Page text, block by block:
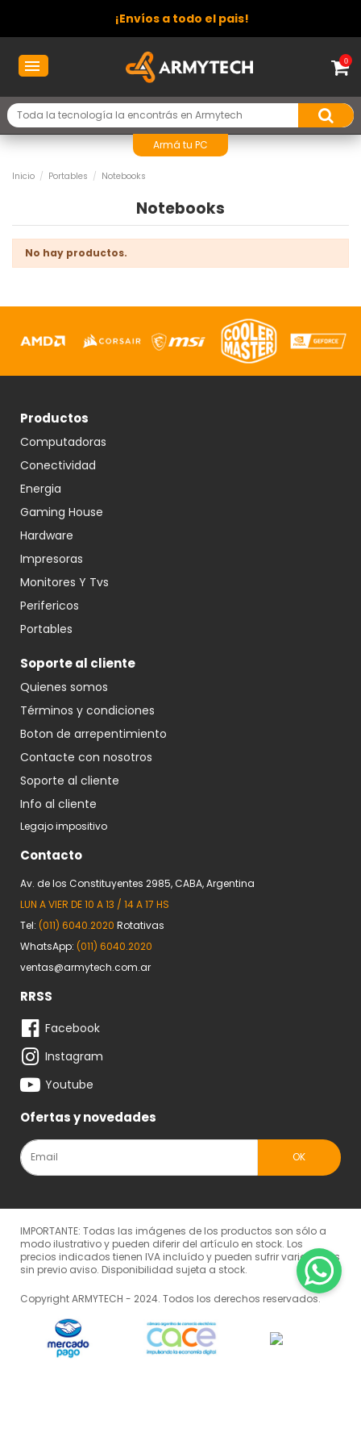
¡Envíos a todo el pais!
0
Armá tu PC
Inicio Portables Notebooks
Notebooks
No hay productos.
Productos
Computadoras
Conectividad
Energia
Gaming House
Hardware
Impresoras
Monitores Y Tvs
Perifericos
Portables
Soporte al cliente
Quienes somos
Términos y condiciones
Boton de arrepentimiento
Contacte con nosotros
Soporte al cliente
Info al cliente
Legajo impositivo
Contacto
Av. de los Constituyentes 2985, CABA, Argentina
LUN A VIER DE 10 A 13 / 14 A 17 HS
Tel: (011) 6040.2020 Rotativas
WhatsApp: (011) 6040.2020
ventas@armytech.com.ar
RRSS
Facebook
Instagram
Youtube
Ofertas y novedades
IMPORTANTE: Todas las imágenes de los productos son sólo a
modo ilustrativo y pueden diferir del artículo en stock. Los
precios indicados tienen IVA incluído y pueden sufrir variaciones
sin previo aviso. Disponibilidad sujeta a stock.
Copyright ARMYTECH - 2024. Todos los derechos reservados.